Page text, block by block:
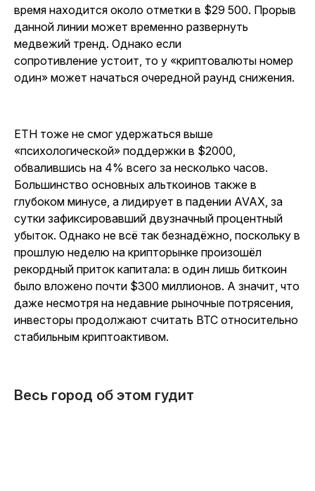
время находится около отметки в $29 500. Прорыв
данной линии может временно развернуть
медвежий тренд. Однако если
сопротивление устоит, то у «криптовалюты номер
один» может начаться очередной раунд снижения.
ETH тоже не смог удержаться выше
«психологической» поддержки в $2000,
обвалившись на 4% всего за несколько часов.
Большинство основных альткоинов также в
глубоком минусе, а лидирует в падении AVAX, за
сутки зафиксировавший двузначный процентный
убыток. Однако не всё так безнадёжно, поскольку в
прошлую неделю на крипторынке произошёл
рекордный приток капитала: в один лишь биткоин
было вложено почти $300 миллионов. А значит, что
даже несмотря на недавние рыночные потрясения,
инвесторы продолжают считать BTC относительно
стабильным криптоактивом.
Весь город об этом гудит